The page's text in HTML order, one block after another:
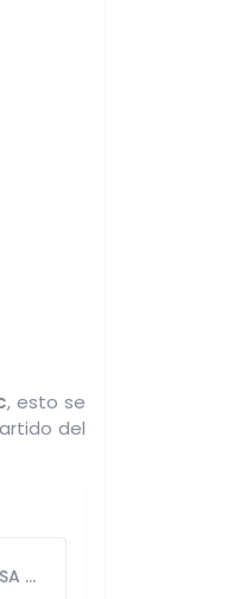
, esto se
del
UNIVERSITARIO YA PIENSA EN OCTAVOS: ¿CUÁNDO SE JUGARÁN LOS CRUCES?